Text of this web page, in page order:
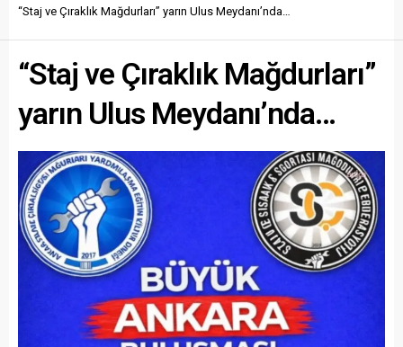
“Staj ve Çıraklık Mağdurları” yarın Ulus Meydanı’nda…
“Staj ve Çıraklık Mağdurları”
yarın Ulus Meydanı’nda…